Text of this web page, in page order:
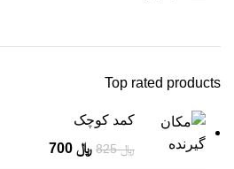
Top rated products
کمد کوچک
﷼825 ﷼